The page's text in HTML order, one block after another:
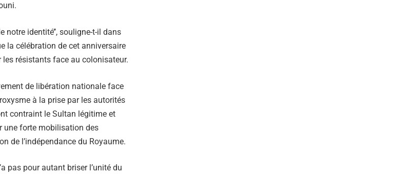
notre identité’’, souligne-t-il dans
la célébration de cet anniversaire
résistants face au colonisateur.
de libération nationale face
à la prise par les autorités
contraint le Sultan légitime et
une forte mobilisation des
de l’indépendance du Royaume.
pas pour autant briser l’unité du